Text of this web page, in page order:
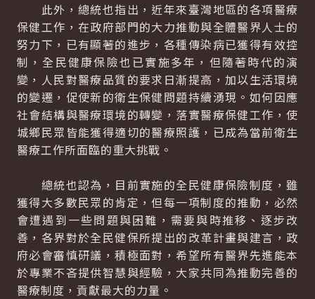
此外，總統也指出，近年來臺灣地區的各項醫療
保健工作，在政府部門的大力推動與全體醫界人士的
努力下，已有顯著的進步，各種傳染病已獲得有效控
制，全民健康保險也已實施多年，但隨著時代的演
變，人民對醫療品質的要求日漸提高，加以生活環境
的變遷，促使新的衛生保健問題持續湧現。如何因應
社會結構與醫療環境的轉變，落實醫療保健工作，使
城鄉民眾皆能獲得適切的醫療照護，已成為當前衛生
醫療工作所面臨的重大挑戰。
總統也認為，目前實施的全民健康保險制度，雖
獲得大多數民眾的肯定，但每一項制度的推動，必然
會遭遇到一些問題與困難，需要與時推移、逐步改
善，各界對於全民健保所提出的改革計畫與建言，政
府必會審慎研議，積極面對，希望所有醫界先進能本
於專業不吝提供智慧與經驗，大家共同為推動完善的
醫療制度，貢獻最大的力量。